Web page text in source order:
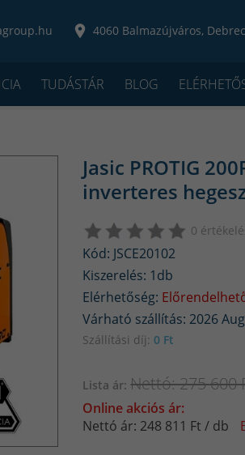
4060 Balmazújváros,
TUDÁSTÁR BLOG
Jasic PROTIG
inverteres
0
Kód: JSCE20102
Kiszerelés: 1db
Elérhetőség:
Várható szállítás: 2026
Szállítási díj: 0 Ft
Lista ár: Nettó: 275 600
Online akciós ár:
Nettó ár: 248 811 Ft / db